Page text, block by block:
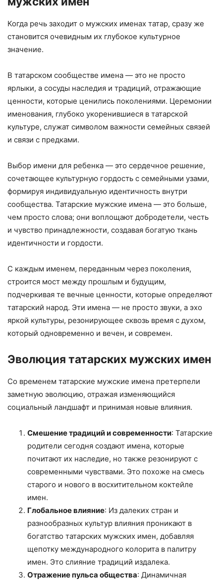
Когда речь заходит о мужских именах татар, сразу же
становится очевидным их глубокое культурное
значение.
В татарском сообществе имена — это не просто
ярлыки, а сосуды наследия и традиций, отражающие
ценности, которые ценились поколениями. Церемонии
именования, глубоко укоренившиеся в татарской
культуре, служат символом важности семейных связей
и связи с предками.
Выбор имени для ребенка — это сердечное решение,
сочетающее культурную гордость с семейными узами,
формируя индивидуальную идентичность внутри
сообщества. Татарские мужские имена — это больше,
чем просто слова; они воплощают добродетели, честь
и чувство принадлежности, создавая богатую ткань
идентичности и гордости.
С каждым именем, переданным через поколения,
строится мост между прошлым и будущим,
подчеркивая те вечные ценности, которые определяют
татарский народ. Эти имена — не просто звуки, а эхо
яркой культуры, резонирующее сквозь время с духом,
который одновременно и вечен, и современ.
Эволюция татарских мужских имен
Со временем татарские мужские имена претерпели
заметную эволюцию, отражая изменяющийся
социальный ландшафт и принимая новые влияния.
Смешение традиций и современности: Татарские
родители сегодня создают имена, которые
почитают их наследие, но также резонируют с
современными чувствами. Это похоже на смесь
старого и нового в восхитительном коктейле
имен.
Глобальное влияние: Из далеких стран и
разнообразных культур влияния проникают в
богатство татарских мужских имен, добавляя
щепотку международного колорита в палитру
имен. Это слияние традиций издалека.
Отражение пульса общества: Динамичная